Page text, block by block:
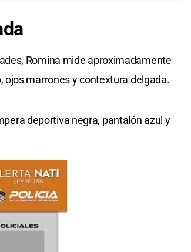
Romina mide aproximadamente
ojos marrones y contextura delgada.
deportiva negra, pantalón azul y